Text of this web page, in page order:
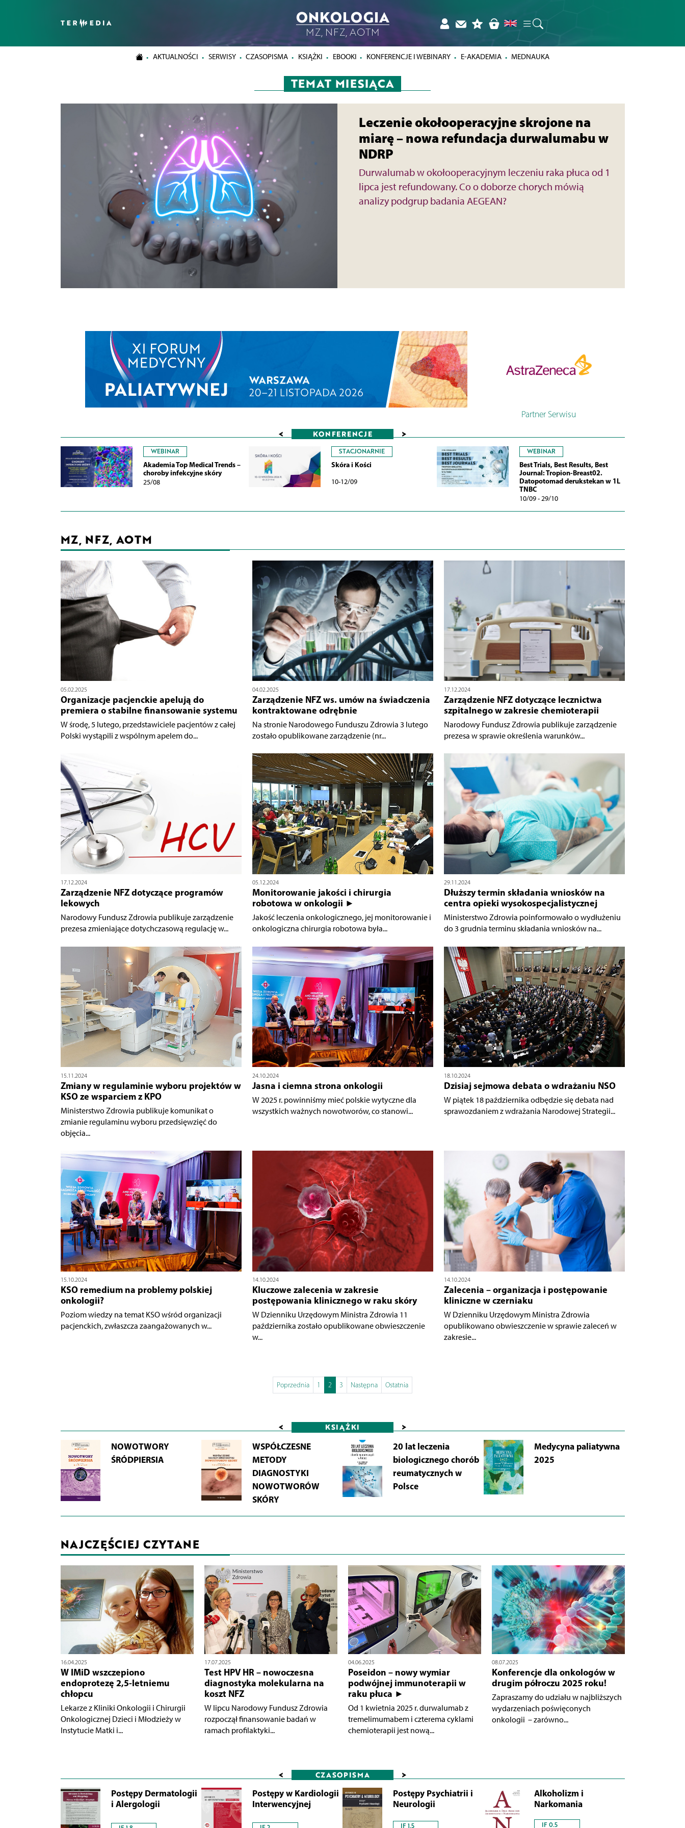
ONKOLOGIA
MZ, NFZ, AOTM
AKTUALNOŚCI SERWISY CZASOPISMA KSIĄŻKI EBOOKI KONFERENCJE I WEBINARY E-AKADEMIA MEDNAUKA
TEMAT MIESIĄCA
Leczenie okołooperacyjne skrojone na
miarę – nowa refundacja durwalumabu w
NDRP
Durwalumab w okołooperacyjnym leczeniu raka płuca od 1
lipca jest refundowany. Co o doborze chorych mówią
analizy podgrup badania AEGEAN?
Partner Serwisu
< KONFERENCJE >
WEBINAR
Akademia Top Medical Trends –
choroby infekcyjne skóry
25/08
STACJONARNIE
Skóra i Kości
10-12/09
WEBINAR
Best Trials, Best Results, Best
Journal: Tropion-Breast02.
Datopotomad derukstekan w 1L
TNBC
10/09 - 29/10
MZ, NFZ, AOTM
05.02.2025
Organizacje pacjenckie apelują do
premiera o stabilne finansowanie systemu
W środę, 5 lutego, przedstawiciele pacjentów z całej
Polski wystąpili z wspólnym apelem do...
04.02.2025
Zarządzenie NFZ ws. umów na świadczenia
kontraktowane odrębnie
Na stronie Narodowego Funduszu Zdrowia 3 lutego
zostało opublikowane zarządzenie (nr...
17.12.2024
Zarządzenie NFZ dotyczące lecznictwa
szpitalnego w zakresie chemioterapii
Narodowy Fundusz Zdrowia publikuje zarządzenie
prezesa w sprawie określenia warunków...
17.12.2024
Zarządzenie NFZ dotyczące programów
lekowych
Narodowy Fundusz Zdrowia publikuje zarządzenie
prezesa zmieniające dotychczasową regulację w...
05.12.2024
Monitorowanie jakości i chirurgia
robotowa w onkologii ►
Jakość leczenia onkologicznego, jej monitorowanie i
onkologiczna chirurgia robotowa była...
29.11.2024
Dłuższy termin składania wniosków na
centra opieki wysokospecjalistycznej
Ministerstwo Zdrowia poinformowało o wydłużeniu
do 3 grudnia terminu składania wniosków na...
15.11.2024
Zmiany w regulaminie wyboru projektów w
KSO ze wsparciem z KPO
Ministerstwo Zdrowia publikuje komunikat o
zmianie regulaminu wyboru przedsięwzięć do
objęcia...
24.10.2024
Jasna i ciemna strona onkologii
W 2025 r. powinniśmy mieć polskie wytyczne dla
wszystkich ważnych nowotworów, co stanowi...
18.10.2024
Dzisiaj sejmowa debata o wdrażaniu NSO
W piątek 18 października odbędzie się debata nad
sprawozdaniem z wdrażania Narodowej Strategii...
15.10.2024
KSO remedium na problemy polskiej
onkologii?
Poziom wiedzy na temat KSO wśród organizacji
pacjenckich, zwłaszcza zaangażowanych w...
14.10.2024
Kluczowe zalecenia w zakresie
postępowania klinicznego w raku skóry
W Dzienniku Urzędowym Ministra Zdrowia 11
października zostało opublikowane obwieszczenie
w...
14.10.2024
Zalecenia – organizacja i postępowanie
kliniczne w czerniaku
W Dzienniku Urzędowym Ministra Zdrowia
opublikowano obwieszczenie w sprawie zaleceń w
zakresie...
Poprzednia 1 2 3 Następna Ostatnia
< KSIĄŻKI >
NOWOTWORY
ŚRÓDPIERSIA
WSPÓŁCZESNE
METODY
DIAGNOSTYKI
NOWOTWORÓW
SKÓRY
20 lat leczenia
biologicznego chorób
reumatycznych w
Polsce
Medycyna paliatywna
2025
NAJCZĘŚCIEJ CZYTANE
16.04.2025
W IMiD wszczepiono
endoprotezę 2,5-letniemu
chłopcu
Lekarze z Kliniki Onkologii i Chirurgii
Onkologicznej Dzieci i Młodzieży w
Instytucie Matki i...
17.07.2025
Test HPV HR – nowoczesna
diagnostyka molekularna na
koszt NFZ
W lipcu Narodowy Fundusz Zdrowia
rozpoczął finansowanie badań w
ramach profilaktyki...
04.06.2025
Poseidon – nowy wymiar
podwójnej immunoterapii w
raku płuca ►
Od 1 kwietnia 2025 r. durwalumab z
tremelimumabem i czterema cyklami
chemioterapii jest nową...
08.07.2025
Konferencje dla onkologów w
drugim półroczu 2025 roku!
Zapraszamy do udziału w najbliższych
wydarzeniach poświęconych
onkologii – zarówno...
< CZASOPISMA >
Postępy Dermatologii
i Alergologii
Postępy w Kardiologii
Interwencyjnej
Postępy Psychiatrii i
Neurologii
IF 1.5
Alkoholizm i
Narkomania
IF 0.5